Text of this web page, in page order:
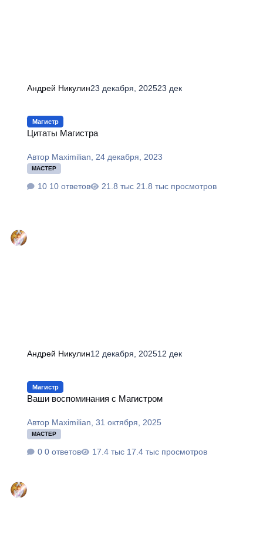
Андрей Никулин23 декабря, 202523 дек
Магистр
Цитаты Магистра
Автор Maximilian,24 декабря, 2023
МАСТЕР
10 ответов 21.8 тыс просмотров
Андрей Никулин12 декабря, 202512 дек
Магистр
Ваши воспоминания с Магистром
Автор Maximilian ,31 октября, 2025
МАСТЕР
0 ответов 17.4 тыс просмотров